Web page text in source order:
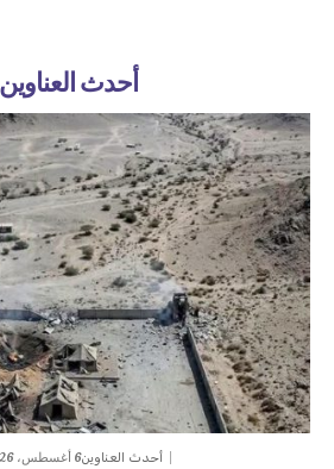
أحدث العناوين
أحدث العناوين6 أغسطس، 2026